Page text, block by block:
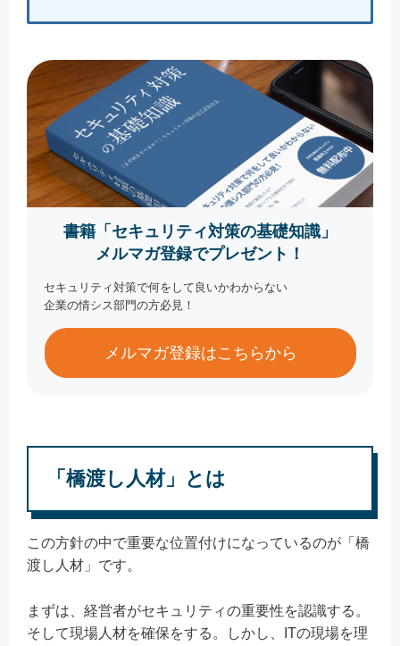
書籍「セキュリティ対策の基礎知識」
メルマガ登録でプレゼント！
セキュリティ対策で何をして良いかわからない
企業の情シス部門の方必見！
メルマガ登録はこちらから
「橋渡し人材」とは
この方針の中で重要な位置付けになっているのが「橋
渡し人材」です。
まずは、経営者がセキュリティの重要性を認識する。
そして現場人材を確保をする。しかし、ITの現場を理